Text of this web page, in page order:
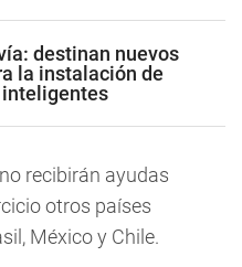
destinan nuevos
la instalación de
inteligentes
recibirán ayudas
otros países
México y Chile.